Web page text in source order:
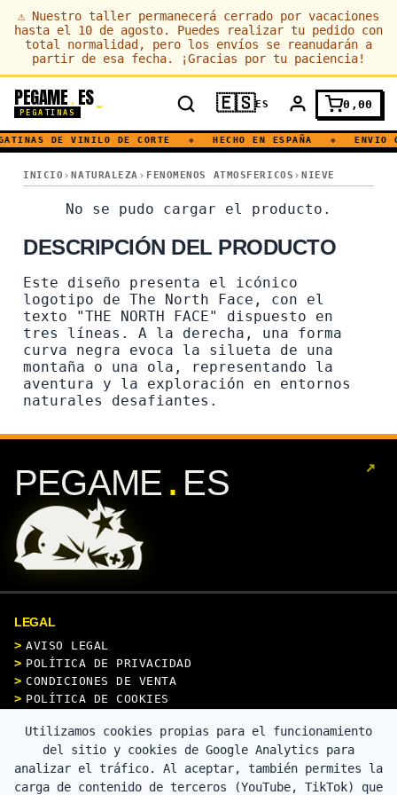
⚠ Nuestro taller permanecerá cerrado por vacaciones
hasta el 10 de agosto. Puedes realizar tu pedido con
total normalidad, pero los envíos se reanudarán a
partir de esa fecha. ¡Gracias por tu paciencia!
PEGAME. ES
PEGATINAS 🇪🇸ES 0,00
DE VINILO DE CORTE ◆ HECHO EN ESPAÑA ◆ ENVIO
INICIO NATURALEZA FENOMENOS ATMOSFERICOS NIEVE
THE NORTH FACE · MONTAÑISMO · FRIO · ESQUI · NIEVE ·
THE NORTH FACE ·
No se pudo cargar el producto.
DESCRIPCIÓN DEL PRODUCTO
Este diseño presenta el icónico
logotipo de The North Face, con el
texto "THE NORTH FACE" dispuesto en
tres líneas. A la derecha, una forma
curva negra evoca la silueta de una
montaña o una ola, representando la
aventura y la exploración en entornos
naturales desafiantes.
PEGAME . ES ↗
LEGAL
AVISO LEGAL
POLÍTICA DE PRIVACIDAD
CONDICIONES DE VENTA
POLÍTICA DE COOKIES
CONTACTO
Utilizamos cookies propias para el funcionamiento
del sitio y cookies de Google Analytics para
analizar el tráfico. Al aceptar, también permites la
carga de contenido de terceros (YouTube, TikTok) que